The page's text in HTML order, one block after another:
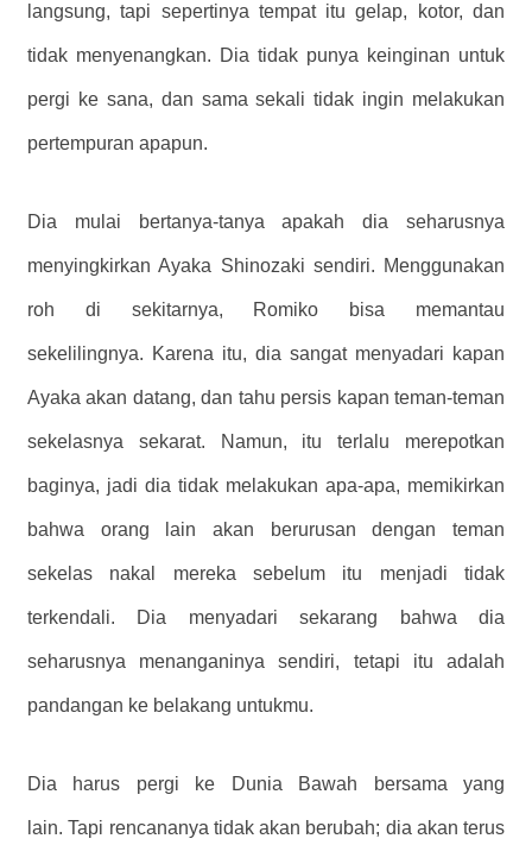
langsung, tapi sepertinya tempat itu gelap, kotor, dan
tidak menyenangkan. Dia tidak punya keinginan untuk
pergi ke sana, dan sama sekali tidak ingin melakukan
pertempuran apapun.
Dia mulai bertanya-tanya apakah dia seharusnya
menyingkirkan Ayaka Shinozaki sendiri. Menggunakan
roh di sekitarnya, Romiko bisa memantau
sekelilingnya. Karena itu, dia sangat menyadari kapan
Ayaka akan datang, dan tahu persis kapan teman-teman
sekelasnya sekarat. Namun, itu terlalu merepotkan
baginya, jadi dia tidak melakukan apa-apa, memikirkan
bahwa orang lain akan berurusan dengan teman
sekelas nakal mereka sebelum itu menjadi tidak
terkendali. Dia menyadari sekarang bahwa dia
seharusnya menanganinya sendiri, tetapi itu adalah
pandangan ke belakang untukmu.
Dia harus pergi ke Dunia Bawah bersama yang
lain. Tapi rencananya tidak akan berubah; dia akan terus